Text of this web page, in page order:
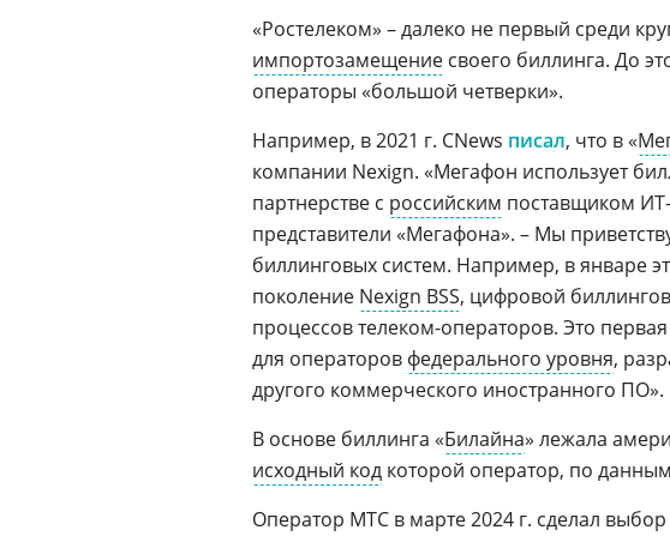
«Ростелеком» – далеко не первый среди
импортозамещение своего биллинга. До
операторы «большой четверки».
Например, в 2021 г. CNews писал, что в «
компании Nexign. «Мегафон использует
партнерстве с российским поставщиком
представители «Мегафона». – Мы
биллинговых систем. Например, в январе
поколение Nexign BSS, цифровой
процессов телеком-операторов. Это
для операторов федерального уровня,
другого коммерческого иностранного ПО».
В основе биллинга «Билайна» лежала
исходный код которой оператор, по
Оператор МТС в марте 2024 г. сделал